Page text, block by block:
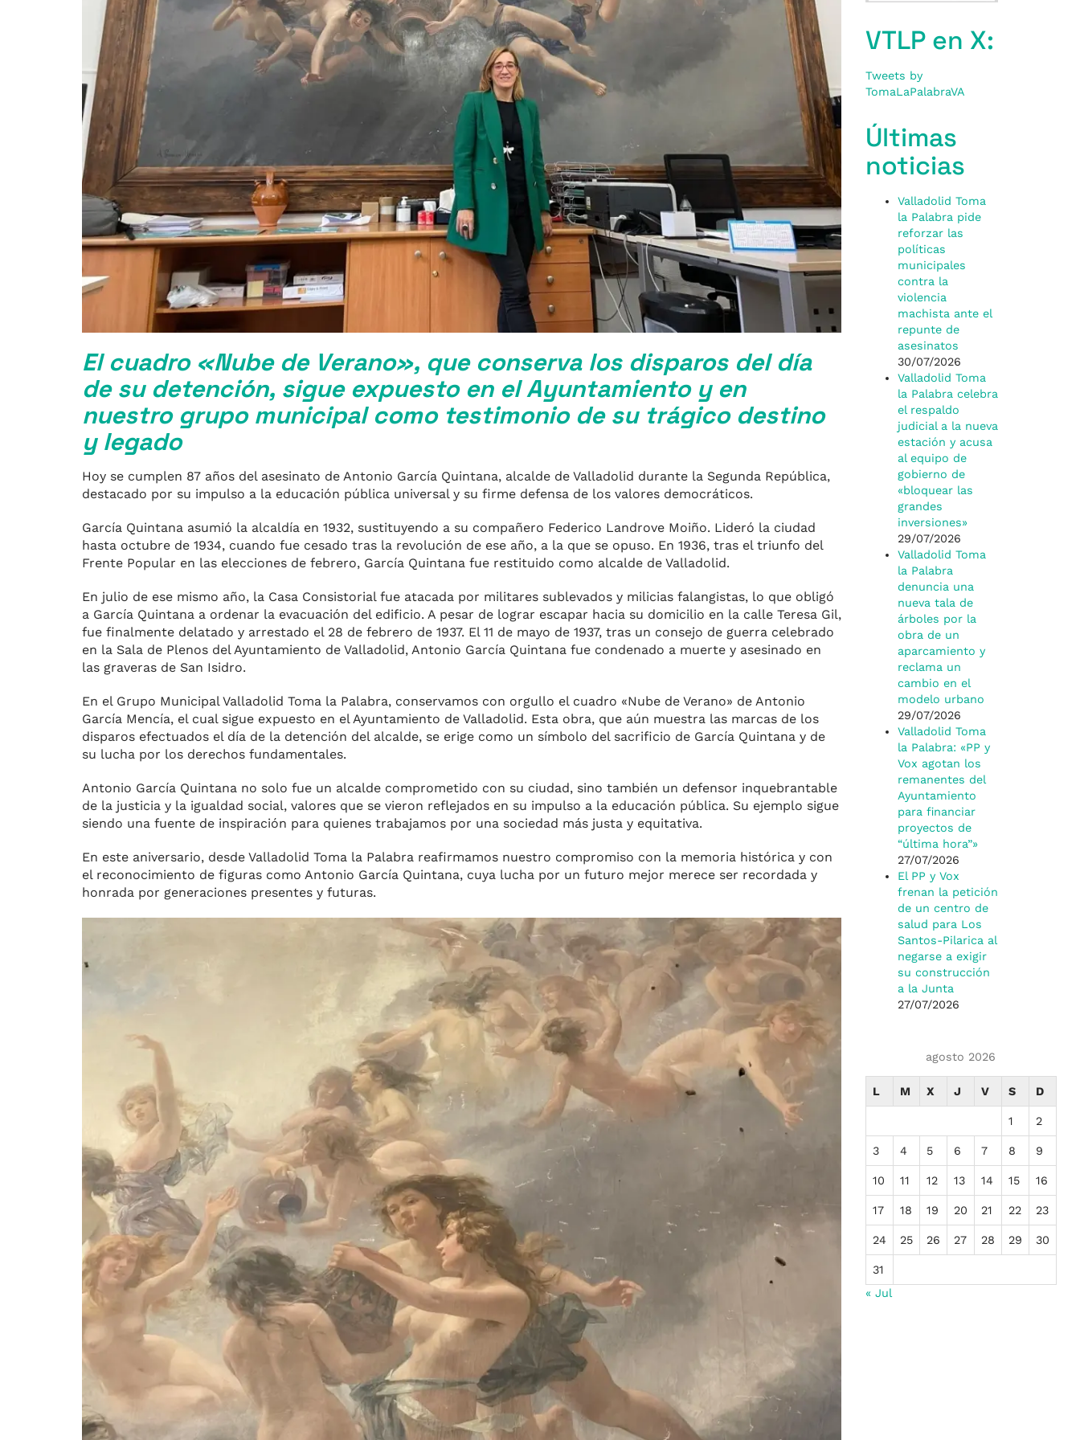
El cuadro «Nube de Verano», que conserva los disparos del día
de su detención, sigue expuesto en el Ayuntamiento y en
nuestro grupo municipal como testimonio de su trágico destino
y legado
Hoy se cumplen 87 años del asesinato de Antonio García Quintana, alcalde de Valladolid durante la Segunda República,
destacado por su impulso a la educación pública universal y su firme defensa de los valores democráticos.
García Quintana asumió la alcaldía en 1932, sustituyendo a su compañero Federico Landrove Moiño. Lideró la ciudad
hasta octubre de 1934, cuando fue cesado tras la revolución de ese año, a la que se opuso. En 1936, tras el triunfo del
Frente Popular en las elecciones de febrero, García Quintana fue restituido como alcalde de Valladolid.
En julio de ese mismo año, la Casa Consistorial fue atacada por militares sublevados y milicias falangistas, lo que obligó
a García Quintana a ordenar la evacuación del edificio. A pesar de lograr escapar hacia su domicilio en la calle Teresa Gil,
fue finalmente delatado y arrestado el 28 de febrero de 1937. El 11 de mayo de 1937, tras un consejo de guerra celebrado
en la Sala de Plenos del Ayuntamiento de Valladolid, Antonio García Quintana fue condenado a muerte y asesinado en
las graveras de San Isidro.
En el Grupo Municipal Valladolid Toma la Palabra, conservamos con orgullo el cuadro «Nube de Verano» de Antonio
García Mencía, el cual sigue expuesto en el Ayuntamiento de Valladolid. Esta obra, que aún muestra las marcas de los
disparos efectuados el día de la detención del alcalde, se erige como un símbolo del sacrificio de García Quintana y de
su lucha por los derechos fundamentales.
Antonio García Quintana no solo fue un alcalde comprometido con su ciudad, sino también un defensor inquebrantable
de la justicia y la igualdad social, valores que se vieron reflejados en su impulso a la educación pública. Su ejemplo sigue
siendo una fuente de inspiración para quienes trabajamos por una sociedad más justa y equitativa.
En este aniversario, desde Valladolid Toma la Palabra reafirmamos nuestro compromiso con la memoria histórica y con
el reconocimiento de figuras como Antonio García Quintana, cuya lucha por un futuro mejor merece ser recordada y
honrada por generaciones presentes y futuras.
VTLP en X:
Tweets by
TomaLaPalabraVA
Últimas
noticias
Valladolid Toma
la Palabra pide
reforzar las
políticas
municipales
contra la
violencia
machista ante el
repunte de
asesinatos
30/07/2026
Valladolid Toma
la Palabra celebra
el respaldo
judicial a la nueva
estación y acusa
al equipo de
gobierno de
«bloquear las
grandes
inversiones»
29/07/2026
Valladolid Toma
la Palabra
denuncia una
nueva tala de
árboles por la
obra de un
aparcamiento y
reclama un
cambio en el
modelo urbano
29/07/2026
Valladolid Toma
la Palabra: «PP y
Vox agotan los
remanentes del
Ayuntamiento
para financiar
proyectos de
“última hora”»
27/07/2026
El PP y Vox
frenan la petición
de un centro de
salud para Los
Santos-Pilarica al
negarse a exigir
su construcción
a la Junta
27/07/2026
agosto 2026
L M X J V S D
1 2
3 4 5 6 7 8 9
10 11 12 13 14 15 16
17 18 19 20 21 22 23
24 25 26 27 28 29 30
31
« Jul